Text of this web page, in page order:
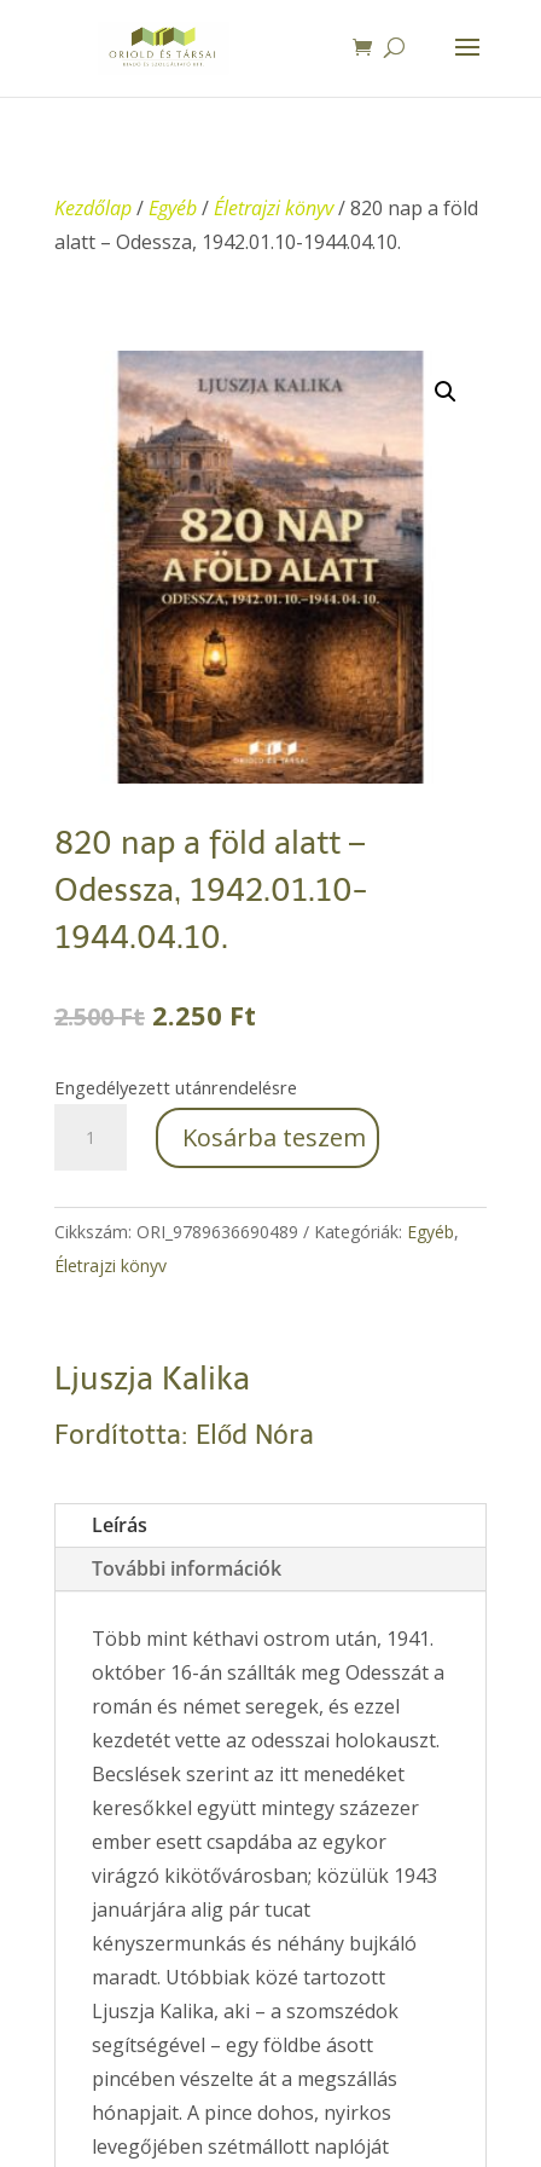
Kezdőlap/Egyéb/Életrajzi könyv/ 820 nap a föld
alatt – Odessza, 1942.01.10-1944.04.10.
820 nap a föld alatt –
Odessza, 1942.01.10-
1944.04.10.
2.500Ft Original
was:
2.500 Ft.
2.250 FtCurrent
is:
2.250 Ft.
Engedélyezett utánrendelésre
föld
alatt
1944.04.10.
mennyiség
Kosárba teszem
Cikkszám: ORI_9789636690489 Kategóriák: Egyéb,
Életrajzi könyv
Ljuszja Kalika
Fordította: Előd Nóra
Leírás
További információk
Több mint kéthavi ostrom után, 1941.
október 16-án szállták meg Odesszát a
román és német seregek, és ezzel
kezdetét vette az odesszai holokauszt.
Becslések szerint az itt menedéket
keresőkkel együtt mintegy százezer
ember esett csapdába az egykor
virágzó kikötővárosban; közülük 1943
januárjára alig pár tucat
kényszermunkás és néhány bujkáló
maradt. Utóbbiak közé tartozott
Ljuszja Kalika, aki – a szomszédok
segítségével – egy földbe ásott
pincében vészelte át a megszállás
hónapjait. A pince dohos, nyirkos
levegőjében szétmállott naplóját